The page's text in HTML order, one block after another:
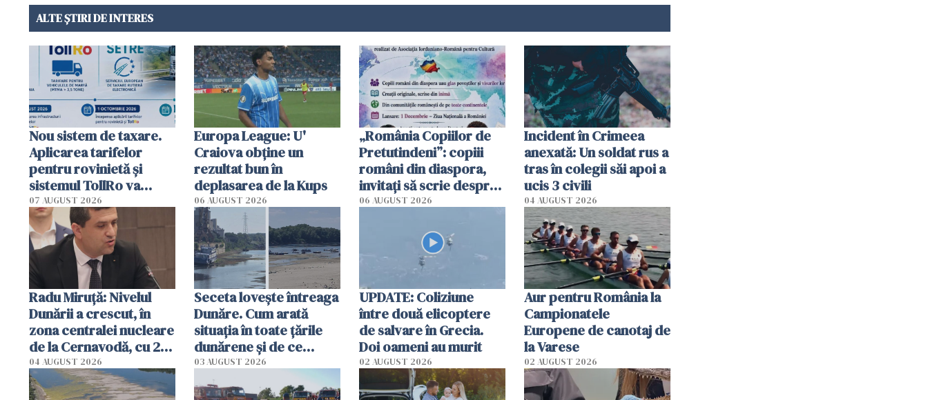
ALTE ȘTIRI DE INTERES
Nou sistem de taxare.
Aplicarea tarifelor
pentru rovinietă şi
sistemul TollRo va
începe la 1 octombrie
07 AUGUST 2026
Europa League: U'
Craiova obține un
rezultat bun în
deplasarea de la Kups
06 AUGUST 2026
„România Copiilor de
Pretutindeni”: copiii
români din diaspora,
invitați să scrie despre
România într-un volum
06 AUGUST 2026
Incident în Crimeea
anexată: Un soldat rus a
tras în colegii săi apoi a
ucis 3 civili
04 AUGUST 2026
Radu Miruţă: Nivelul
Dunării a crescut, în
zona centralei nucleare
de la Cernavodă, cu 2
cm faţă de ziua trecută
04 AUGUST 2026
Seceta lovește întreaga
Dunăre. Cum arată
situația în toate țările
dunărene și de ce
România resimte
efectele, deși a plouat
03 AUGUST 2026
UPDATE: Coliziune
între două elicoptere
de salvare în Grecia.
Doi oameni au murit
02 AUGUST 2026
Aur pentru România la
Campionatele
Europene de canotaj de
la Varese
02 AUGUST 2026